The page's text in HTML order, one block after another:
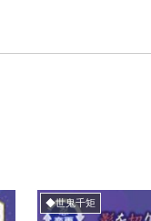
◆世鬼千矩